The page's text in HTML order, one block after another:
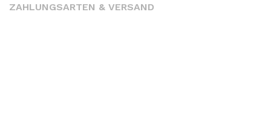
ZAHLUNGSARTEN & VERSAND